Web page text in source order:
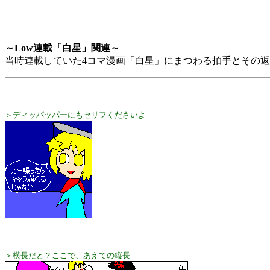
～Low連載「白星」関連～
当時連載していた4コマ漫画「白星」にまつわる拍手とその
＞ディッパッパーにもセリフくださいよ
＞横長だと？ここで、あえての縦長